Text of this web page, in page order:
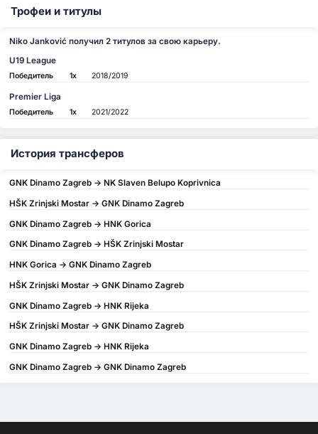
Трофеи и титулы
Niko Janković получил 2 титулов за свою карьеру.
U19 League
Победитель 1x 2018/2019
Premier Liga
Победитель 1x 2021/2022
История трансферов
GNK Dinamo Zagreb -> NK Slaven Belupo Koprivnica
HŠK Zrinjski Mostar -> GNK Dinamo Zagreb
GNK Dinamo Zagreb -> HNK Gorica
GNK Dinamo Zagreb -> HŠK Zrinjski Mostar
HNK Gorica -> GNK Dinamo Zagreb
HŠK Zrinjski Mostar -> GNK Dinamo Zagreb
GNK Dinamo Zagreb -> HNK Rijeka
HŠK Zrinjski Mostar -> GNK Dinamo Zagreb
GNK Dinamo Zagreb -> HNK Rijeka
GNK Dinamo Zagreb -> GNK Dinamo Zagreb